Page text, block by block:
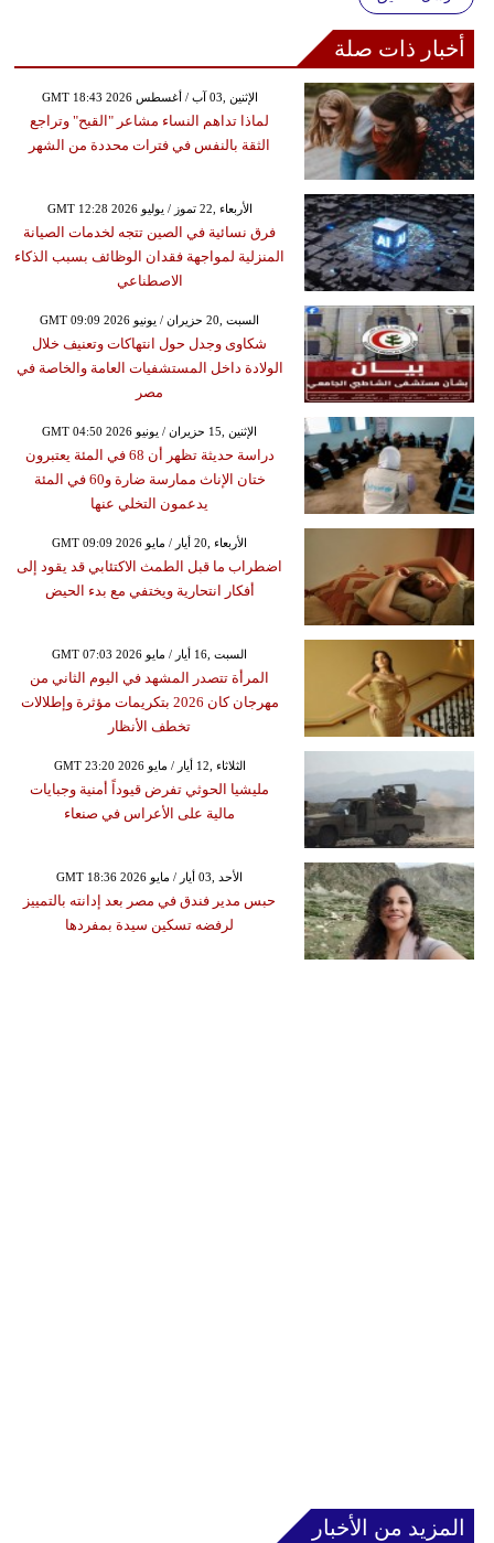
أخبار ذات صلة
GMT 18:43 2026 الإثنين ,03 آب / أغسطس
لماذا تداهم النساء مشاعر "القبح" وتراجع
الثقة بالنفس في فترات محددة من الشهر
GMT 12:28 2026 الأربعاء ,22 تموز / يوليو
فرق نسائية في الصين تتجه لخدمات الصيانة
المنزلية لمواجهة فقدان الوظائف بسبب الذكاء
الاصطناعي
GMT 09:09 2026 السبت ,20 حزيران / يونيو
شكاوى وجدل حول انتهاكات وتعنيف خلال
الولادة داخل المستشفيات العامة والخاصة في
مصر
GMT 04:50 2026 الإثنين ,15 حزيران / يونيو
دراسة حديثة تظهر أن 68 في المئة يعتبرون
ختان الإناث ممارسة ضارة و60 في المئة
يدعمون التخلي عنها
GMT 09:09 2026 الأربعاء ,20 أيار / مايو
اضطراب ما قبل الطمث الاكتئابي قد يقود إلى
أفكار انتحارية ويختفي مع بدء الحيض
GMT 07:03 2026 السبت ,16 أيار / مايو
المرأة تتصدر المشهد في اليوم الثاني من
مهرجان كان 2026 بتكريمات مؤثرة وإطلالات
تخطف الأنظار
GMT 23:20 2026 الثلاثاء ,12 أيار / مايو
مليشيا الحوثي تفرض قيوداً أمنية وجبايات
مالية على الأعراس في صنعاء
GMT 18:36 2026 الأحد ,03 أيار / مايو
حبس مدير فندق في مصر بعد إدانته بالتمييز
لرفضه تسكين سيدة بمفردها
المزيد من الأخبار